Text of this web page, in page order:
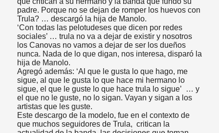
padre. Porque no se dejan de romper los huevos con
Trula? … descargó la hija de Manolo.
‘Con todas las pelotudeses que dicen por redes
sociales’ … trula no va a dejar de existir y nosotros
los Canovas no vamos a dejar de ser los dueños
nunca. Nada de lo que digan, nos interesa, disparó la
hija de Manolo.
Agregó además: ‘Al que le gusta lo que hago, me
sigue, al que le gusta lo que hace mi hermano lo
sigue, el que le guste lo que hace trula lo sigue’ … y
el que no le guste, no lo sigan. Vayan y sigan a los
artistas que les guste.
Este descargo de la modelo, fue en el contexto de
que muchos seguidores de Trula, critican la